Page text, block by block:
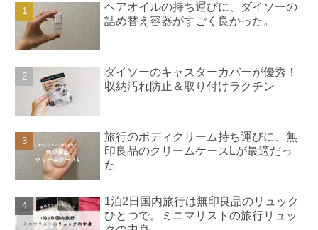
ヘアオイルの持ち運びに、ダイソーの
詰め替え容器がすごく良かった。
ダイソーのキャスターカバーが優秀！
収納汚れ防止＆取り付けラクチン
旅行のボディクリーム持ち運びに、無
印良品のクリームケースLが最適だっ
た
1泊2日国内旅行は無印良品のリュック
ひとつで。ミニマリストの旅行リュッ